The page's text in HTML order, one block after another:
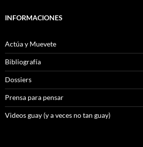
INFORMACIONES
Actúa y Muevete
Bibliografía
Dossiers
Prensa para pensar
Videos guay (y a veces no tan guay)